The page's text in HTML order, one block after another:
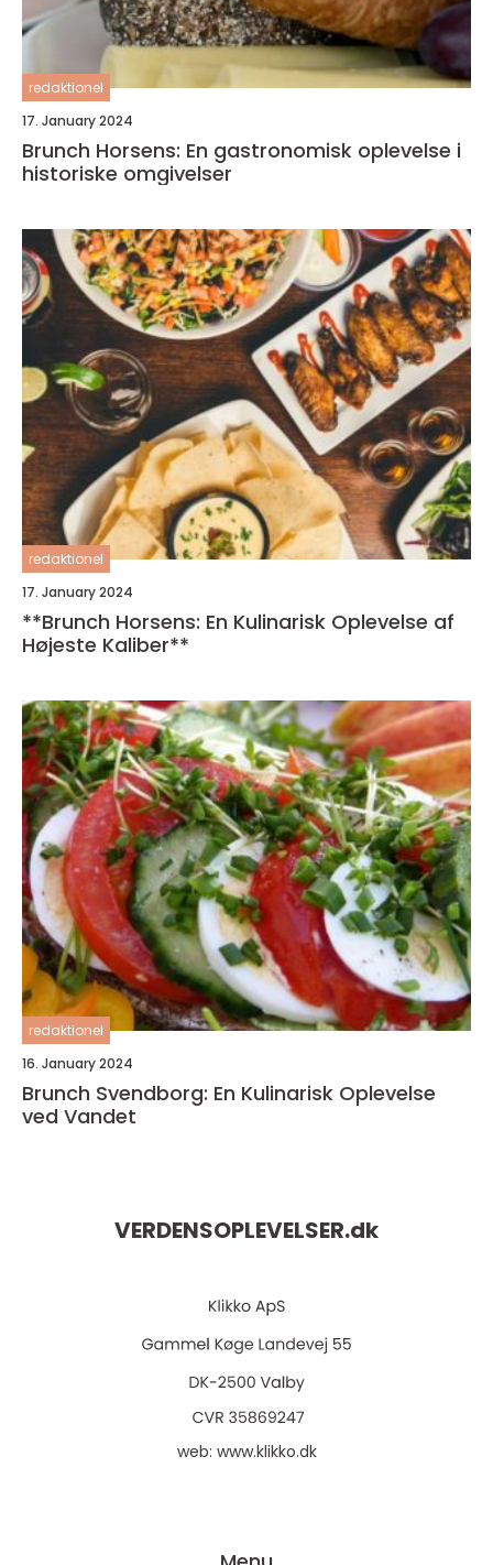
redaktionel
17. January 2024
Brunch Horsens: En gastronomisk oplevelse i
historiske omgivelser
redaktionel
17. January 2024
**Brunch Horsens: En Kulinarisk Oplevelse af
Højeste Kaliber**
redaktionel
16. January 2024
Brunch Svendborg: En Kulinarisk Oplevelse
ved Vandet
VERDENSOPLEVELSER.dk
web: www.klikko.dk